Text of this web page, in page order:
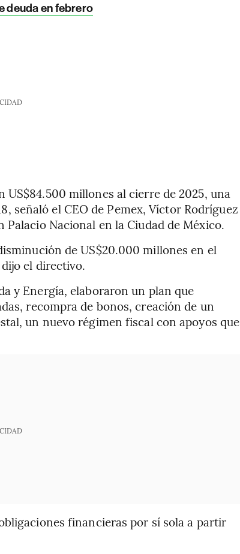
deuda en febrero
US$84.500 millones al cierre de 2025, una
señaló el CEO de Pemex, Víctor Rodríguez
Nacional en la Ciudad de México.
de US$20.000 millones en el
el directivo.
y Energía, elaboraron un plan que
recompra de bonos, creación de un
un nuevo régimen fiscal con apoyos que
financieras por sí sola a partir